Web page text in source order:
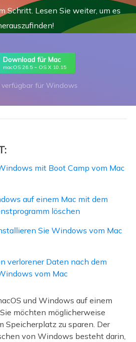
Schritt. Lesen Sie weiter, um es
Download für Mac
macOS 26.5 ~ OS X 10.15
verfügbar für Windows
mit Boot Camp vom Mac
auf einem Mac mit dem
löschen
Sie Windows vom Mac
verlorener Daten nach dem
vom Mac
und Windows auf einem
möchten möglicherweise
Speicherplatz zu sparen. Der
von Windows besteht darin,